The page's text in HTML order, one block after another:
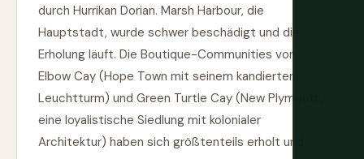
durch Hurrikan Dorian. Marsh Harbour, die
Hauptstadt, wurde schwer beschädigt und die
Erholung läuft. Die Boutique-Communities von
Elbow Cay (Hope Town mit seinem kandierten
Leuchtturm) und Green Turtle Cay (New Plymouth,
eine loyalistische Siedlung mit kolonialer
Architektur) haben sich größtenteils erholt und